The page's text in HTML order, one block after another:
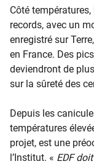
Côté
records, avec un
enregistré sur
en France. Des
deviendront de
sur la sûreté des
Depuis les
températures
projet, est une
l’Institut. « EDF